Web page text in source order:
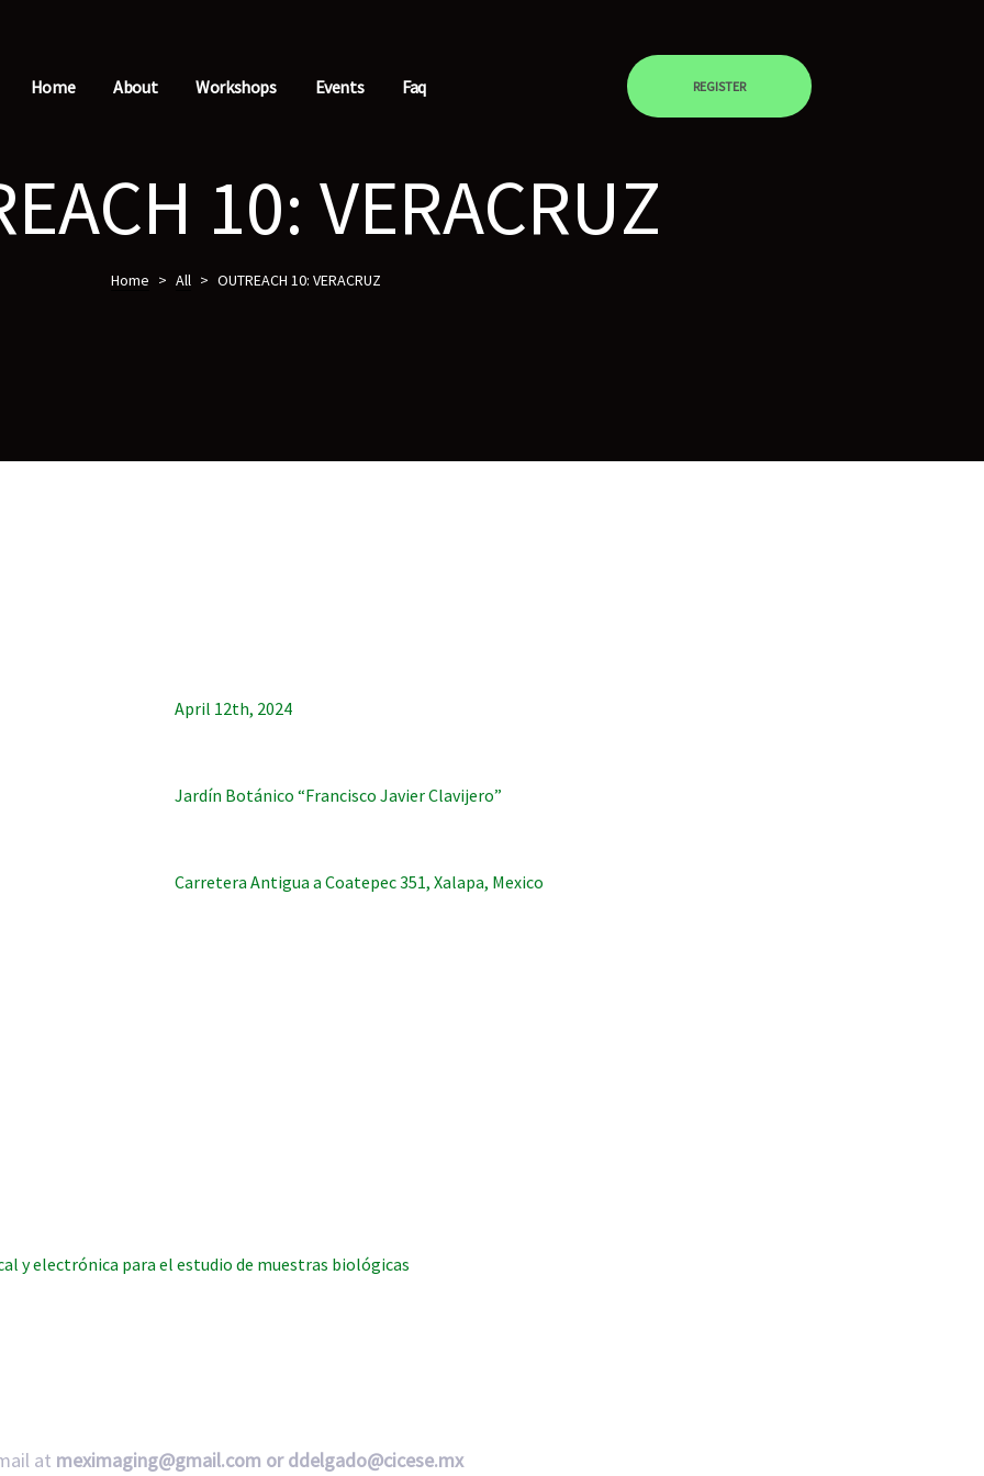
Home About Workshops Events Faq REGISTER
10: VERACRUZ
Home > All > OUTREACH 10: VERACRUZ
April 12th, 2024
Jardín Botánico “Francisco Javier Clavijero”
Carretera Antigua a Coatepec 351, Xalapa, Mexico
y electrónica para el estudio de muestras biológicas
at meximaging@gmail.com orddelgado@cicese.mx